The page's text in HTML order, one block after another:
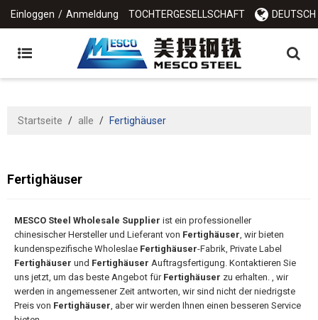
Einloggen / Anmeldung TOCHTERGESELLSCHAFT DEUTSCH
Startseite / alle / Fertighäuser
Fertighäuser
MESCO Steel Wholesale Supplier ist ein professioneller
chinesischer Hersteller und Lieferant von Fertighäuser, wir bieten
kundenspezifische Wholeslae Fertighäuser-Fabrik, Private Label
Fertighäuser und Fertighäuser Auftragsfertigung. Kontaktieren Sie
uns jetzt, um das beste Angebot für Fertighäuser zu erhalten. , wir
werden in angemessener Zeit antworten, wir sind nicht der niedrigste
Preis von Fertighäuser, aber wir werden Ihnen einen besseren Service